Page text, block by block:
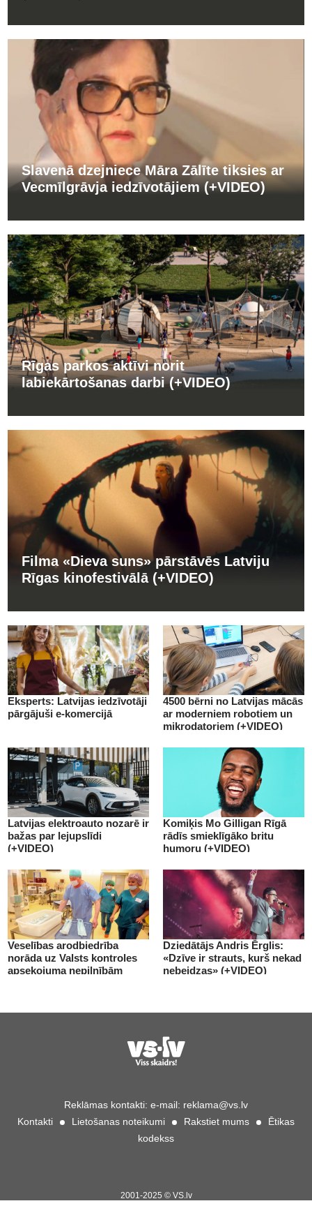
Slavenā dzejniece Māra Zālīte tiksies ar
Vecmīlgrāvja iedzīvotājiem (+VIDEO)
Rīgas parkos aktīvi norit
labiekārtošanas darbi (+VIDEO)
Filma «Dieva suns» pārstāvēs Latviju
Rīgas kinofestivālā (+VIDEO)
Eksperts: Latvijas iedzīvotāji
pārgājuši e-komercijā
4500 bērni no Latvijas mācās
ar moderniem robotiem un
mikrodatoriem (+VIDEO)
Latvijas elektroauto nozarē ir
bažas par lejupslīdi
(+VIDEO)
Komiķis Mo Gilligan Rīgā
rādīs smieklīgāko britu
humoru (+VIDEO)
Veselības arodbiedrība
norāda uz Valsts kontroles
apsekojuma nepilnībām
Dziedātājs Andris Ērglis:
«Dzīve ir strauts, kurš nekad
nebeidzas» (+VIDEO)
Reklāmas kontakti: e-mail: reklama@vs.lv
Kontakti
Lietošanas noteikumi Rakstiet mums
Ētikas
kodekss
2001-2025 © VS.lv